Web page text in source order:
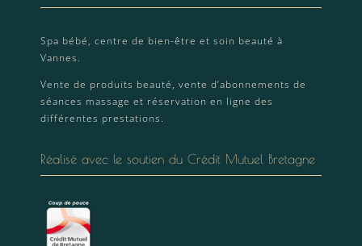
Spa bébé, centre de bien-être et soin beauté à
Vannes.
Vente de produits beauté, vente d’abonnements de
séances massage et réservation en ligne des
différentes prestations.
Réalisé avec le soutien du Crédit Mutuel Bretagne